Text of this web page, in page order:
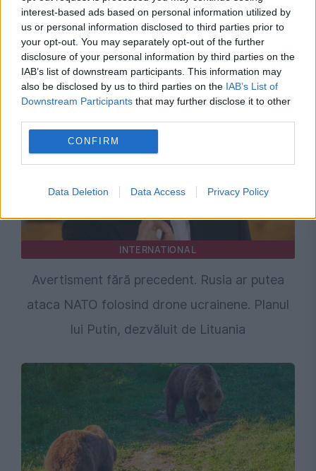
interest-based ads based on personal information utilized by
us or personal information disclosed to third parties prior to
your opt-out. You may separately opt-out of the further
disclosure of your personal information by third parties on the
IAB’s list of downstream participants. This information may
also be disclosed by us to third parties on the IAB’s List of
Downstream Participants that may further disclose it to other
CONFIRM
Data Deletion Data Access Privacy Policy
Recomandările noastre
INTERNATIONAL
Avertisment fără precedent. Rusia ar putea
ataca NATO folosind drone ucrainene. Planul
lui Putin, dezvăluit de Lituania